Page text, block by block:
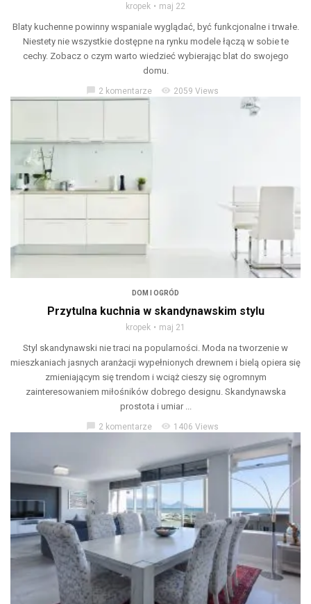
kropek maj 22
Blaty kuchenne powinny wspaniale wyglądać, być funkcjonalne i trwałe.
Niestety nie wszystkie dostępne na rynku modele łączą w sobie te
cechy. Zobacz o czym warto wiedzieć wybierając blat do swojego
domu.
2 komentarze visibility 2059 Views
DOM I OGRÓD
Przytulna kuchnia w skandynawskim stylu
kropek maj 21
Styl skandynawski nie traci na popularności. Moda na tworzenie w
mieszkaniach jasnych aranżacji wypełnionych drewnem i bielą opiera się
zmieniającym się trendom i wciąż cieszy się ogromnym
zainteresowaniem miłośników dobrego designu. Skandynawska
prostota i umiar ...
chat_bubble 2 komentarze visibility 1406 Views